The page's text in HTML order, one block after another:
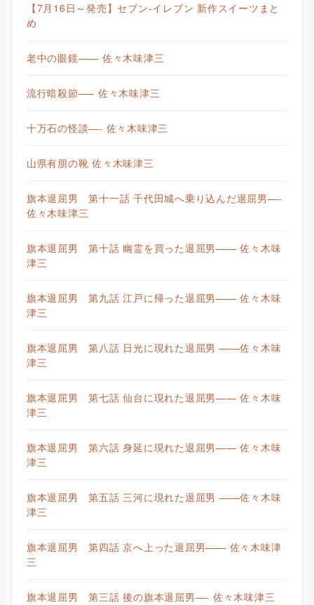
【7月16日～発売】セブン-イレブン 新作スイーツまと
め
老中の眼鏡—— 佐々木味津三
流行暗殺節—– 佐々木味津三
十万石の怪談—- 佐々木味津三
山県有朋の靴 佐々木味津三
旗本退屈男 第十一話 千代田城へ乗り込んだ退屈男—-
佐々木味津三
旗本退屈男 第十話 幽霊を買った退屈男—— 佐々木味
津三
旗本退屈男 第九話 江戸に帰った退屈男—— 佐々木味
津三
旗本退屈男 第八話 日光に現れた退屈男 ——佐々木味
津三
旗本退屈男 第七話 仙台に現れた退屈男—— 佐々木味
津三
旗本退屈男 第六話 身延に現れた退屈男—— 佐々木味
津三
旗本退屈男 第五話 三河に現れた退屈男 ——佐々木味
津三
旗本退屈男 第四話 京へ上った退屈男—— 佐々木味津
三
旗本退屈男 第三話 後の旗本退屈男—- 佐々木味津三